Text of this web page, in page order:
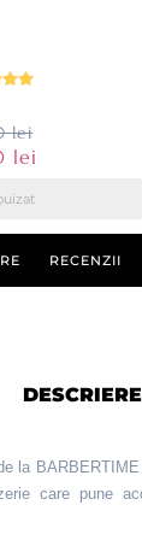
lei
lei
RECENZII
DESCRIERE
la
care pune